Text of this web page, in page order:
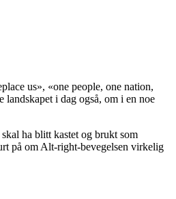
us», «one people, one nation,
i dag også, om i en noe
ha blitt kastet og brukt som
på om Alt-right-bevegelsen virkelig